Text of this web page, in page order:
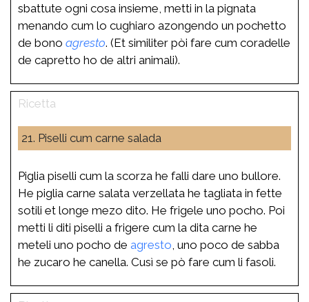
sbattute ogni cosa insieme, metti in la pignata
menando cum lo cughiaro azongendo un pochetto
de bono agresto. (Et similiter pòi fare cum coradelle
de capretto ho de altri animali).
21. Piselli cum carne salada
Piglia piselli cum la scorza he falli dare uno bullore.
He piglia carne salata verzellata he tagliata in fette
sotili et longe mezo dito. He frigele uno pocho. Poi
metti li diti piselli a frigere cum la dita carne he
meteli uno pocho de agresto , uno poco de sabba
he zucaro he canella. Cusì se pò fare cum li fasoli.